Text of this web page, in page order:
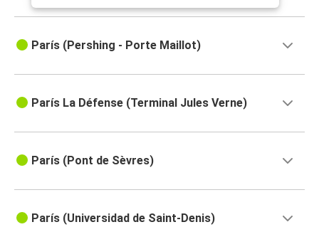
París (Pershing - Porte Maillot)
París La Défense (Terminal Jules Verne)
París (Pont de Sèvres)
París (Universidad de Saint-Denis)